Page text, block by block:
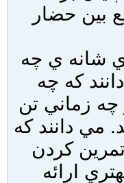
بين حضار
شانه ي چه
که چه
زماني تن
مي دانند که
تمرين کردن
ارائه